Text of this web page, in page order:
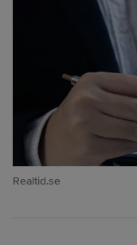
Realtid.se